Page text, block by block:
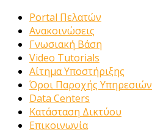
Portal Πελατών
Ανακοινώσεις
Γνωσιακή Βάση
Video Tutorials
Αίτημα Υποστήριξης
Όροι Παροχής Υπηρεσιών
Data Centers
Κατάσταση Δικτύου
Επικοινωνία